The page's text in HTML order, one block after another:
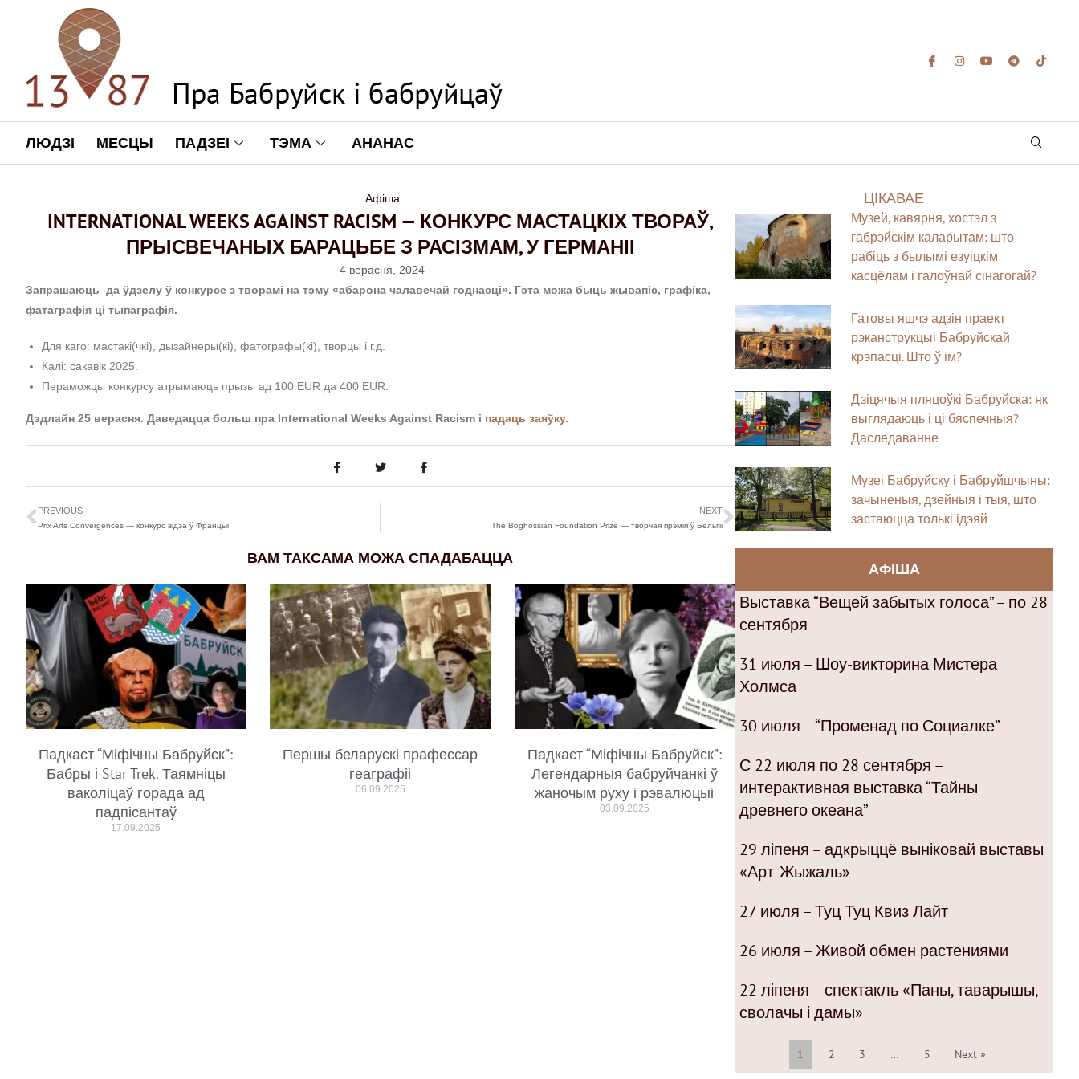
ЛЮДЗІ МЕСЦЫ ПАДЗЕІ ТЭМА АНАНАС
Афіша
INTERNATIONAL WEEKS AGAINST RACISM — КОНКУРС МАСТАЦКІХ ТВОРАЎ,
ПРЫСВЕЧАНЫХ БАРАЦЬБЕ З РАСІЗМАМ, У ГЕРМАНІІ
4 верасня, 2024
Запрашаюць да ўдзелу ў конкурсе з творамі на тэму «aбарона чалавечай годнасці». Гэта можа быць жывапіс, графіка,
фатаграфія ці тыпаграфія.
Для каго: мастакі(чкі), дызайнеры(кі), фатографы(кі), творцы і г.д.
Калі: сакавік 2025.
Пераможцы конкурсу атрымаюць прызы ад 100 EUR да 400 EUR.
Дэдлайн 25 верасня. Даведацца больш пра International Weeks Against Racism і падаць заяўку.
PREVIOUS
Prix Arts Convergences — конкурс відэа ў Францыі
NEXT
The Boghossian Foundation Prize — творчая прэмія ў Бельгіі
ВАМ ТАКСАМА МОЖА СПАДАБАЦЦА
Падкаст “Міфічны Бабруйск”:
Бабры і Star Trek. Таямніцы
ваколіцаў горада ад
падпісантаў
17.09.2025
Першы беларускі прафессар
геаграфіі
06.09.2025
Падкаст “Міфічны Бабруйск”:
Легендарныя бабруйчанкі ў
жаночым руху і рэвалюцыі
03.09.2025
ЦІКАВАЕ
Музей, кавярня, хостэл з
габрэйскім каларытам: што
рабіць з былымі езуіцкім
касцёлам і галоўнай сінагогай?
Гатовы яшчэ адзін праект
рэканструкцыі Бабруйскай
крэпасці. Што ў ім?
Дзіцячыя пляцоўкі Бабруйска: як
выглядаюць і ці бяспечныя?
Даследаванне
Музеі Бабруйску і Бабруйшчыны:
зачыненыя, дзейныя і тыя, што
застаюцца толькі ідэяй
АФІША
Выставка “Вещей забытых голоса” – по 28
сентября
31 июля – Шоу-викторина Мистера
Холмса
30 июля – “Променад по Социалке”
С 22 июля по 28 сентября –
интерактивная выставка “Тайны
древнего океана”
29 ліпеня – адкрыццё выніковай выставы
«Арт-Жыжаль»
27 июля – Туц Туц Квиз Лайт
26 июля – Живой обмен растениями
22 ліпеня – спектакль «Паны, таварышы,
сволачы і дамы»
1 2 3 … 5 Next »